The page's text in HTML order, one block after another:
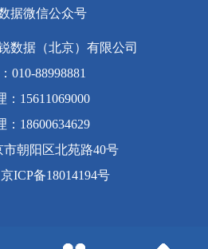
据微信公众号
数据（北京）有限公司
010-88998881
：15611069000
：18600634629
朝阳区北苑路40号
京ICP备18014194号